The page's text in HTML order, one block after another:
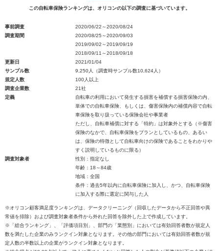
この自転車保険ランキングは、オリコンの以下の調査に基づいています。
事前調査
2020/06/22～2020/08/24
調査期間
2020/08/25～2020/09/03
2019/09/02～2019/09/19
2018/09/11～2018/09/18
更新日
2021/01/04
サンプル数
9,250人（調査時サンプル数10,624人）
規定人数
100人以上
調査企業数
21社
定義
自転車の利用において発生する損害を補償する損害保険の内、
単体での自転車保険、もしくは、傷害保険内の補償内容で自転
車保険を取り扱っている保険会社や事業者
ただし、自転車補償に対する「特約」は対象外とする（※傷害
保険のなかで、自転車保険をプランとしているもの、あるい
は、保険の特徴として自転車向けの保険であることをわかりや
すく説明しているものに限る）
調査対象者
性別：指定なし
年齢：18～84歳
地域：全国
条件：過去5年以内に自転車保険に加入し、かつ、自転車保険
に加入する際に選定に関与した人
※オリコン顧客満足度ランキングは、データクリーニング（回収したデータから不正回答や異
常値を排除）および調査対象者条件から外れた回答を除外した上で作成しています。
※「総合ランキング」、「評価項目別」、部門の「業態別」においては有効回答者数が規定人
数を満たした企業のみランクイン対象となります。その他の部門においては有効回答者数が規
定人数の半数以上の企業がランクイン対象となります。